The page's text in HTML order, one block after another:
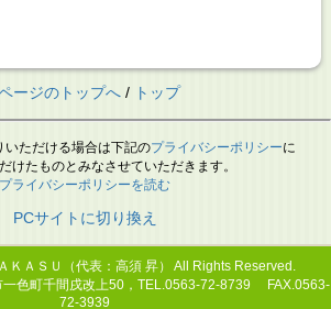
ージのトップへ/ トップ
ただける場合は下記のプライバシーポリシーに
けたものとみなさせていただきます。
プライバシーポリシーを読む
PCサイトに切り換え
ＫＡＳＵ（代表：高須 昇）
All Rights Reserved.
色町千間戌改上50，TEL.0563-72-8739 FAX.0563-
72-3939